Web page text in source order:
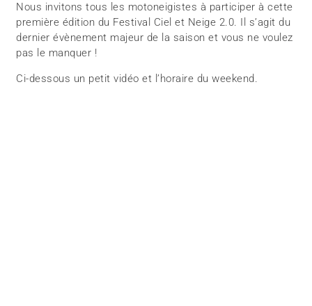
Nous invitons tous les motoneigistes à participer à cette
première édition du Festival Ciel et Neige 2.0. Il s’agit du
dernier évènement majeur de la saison et vous ne voulez
pas le manquer !
Ci-dessous un petit vidéo et l’horaire du weekend.